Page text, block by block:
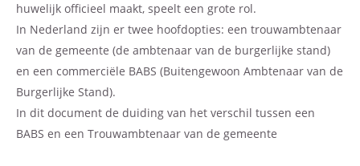
huwelijk officieel maakt, speelt een grote rol.
In Nederland zijn er twee hoofdopties: een trouwambtenaar
van de gemeente (de ambtenaar van de burgerlijke stand)
en een commerciële BABS (Buitengewoon Ambtenaar van de
Burgerlijke Stand).
In dit document de duiding van het verschil tussen een
BABS en een Trouwambtenaar van de gemeente